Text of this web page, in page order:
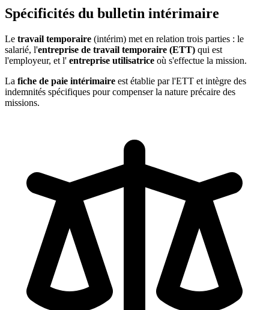
Spécificités du bulletin intérimaire
Le travail temporaire (intérim) met en relation trois parties : le
salarié, l'entreprise de travail temporaire (ETT) qui est
l'employeur, et l' entreprise utilisatrice où s'effectue la mission.
La fiche de paie intérimaire est établie par l'ETT et intègre des
indemnités spécifiques pour compenser la nature précaire des
missions.